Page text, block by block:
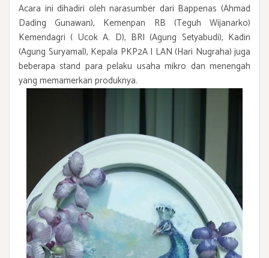
Acara ini dihadiri oleh narasumber dari Bappenas (Ahmad
Dading Gunawan), Kemenpan RB (Teguh Wijanarko)
Kemendagri ( Ucok A. D), BRI (Agung Setyabudi), Kadin
(Agung Suryamal), Kepala PKP2A I LAN (Hari Nugraha) juga
beberapa stand para pelaku usaha mikro dan menengah
yang memamerkan produknya.